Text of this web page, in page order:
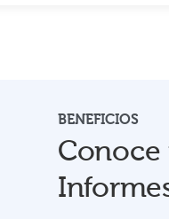
BENEFICIOS